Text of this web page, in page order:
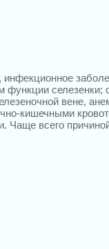
функции селезенки;
вене,
кишечными
Чаще всего